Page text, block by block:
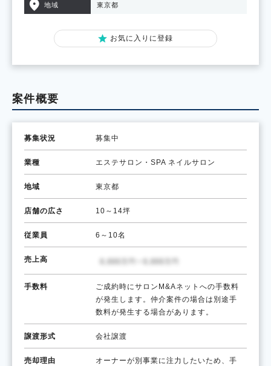
地域 東京都
お気に入りに登録
案件概要
募集状況 募集中
業種 エステサロン・SPA ネイルサロン
地域 東京都
店舗の広さ 10～14坪
従業員 6～10名
売上高
手数料
ご成約時にサロンM&Aネットへの手数料
が発生します。仲介案件の場合は別途手
数料が発生する場合があります。
譲渡形式 会社譲渡
売却理由
オーナーが別事業に注力したいため、手